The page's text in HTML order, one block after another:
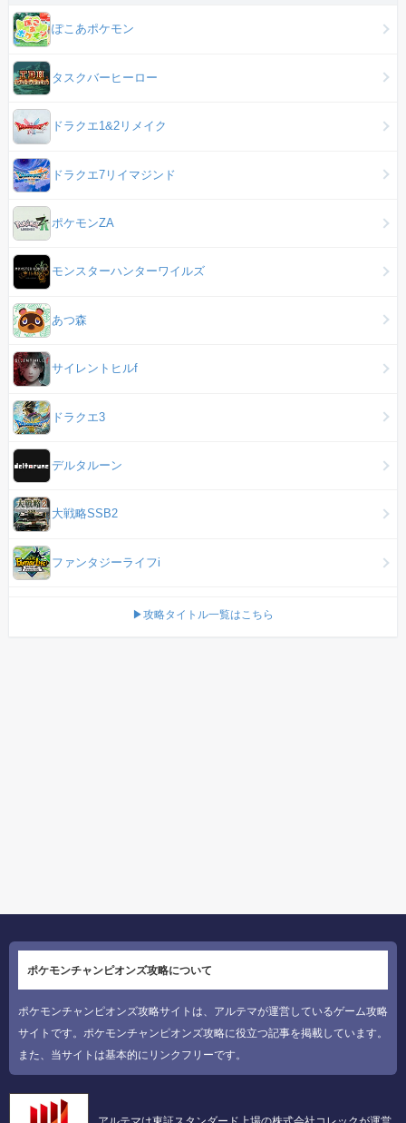
ぽこあポケモン
タスクバーヒーロー
ドラクエ1&2リメイク
ドラクエ7リイマジンド
ポケモンZA
モンスターハンターワイルズ
あつ森
サイレントヒルf
ドラクエ3
デルタルーン
大戦略SSB2
ファンタジーライフi
▶攻略タイトル一覧はこちら
ポケモンチャンピオンズ攻略について
ポケモンチャンピオンズ攻略サイトは、アルテマが運営しているゲーム攻略
サイトです。ポケモンチャンピオンズ攻略に役立つ記事を掲載しています。
また、当サイトは基本的にリンクフリーです。